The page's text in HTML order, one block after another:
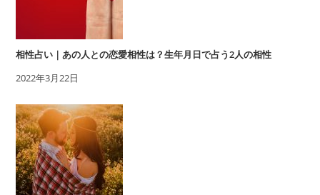
相性占い｜あの人との恋愛相性は？生年月日で占う2人の相性
2022年3月22日